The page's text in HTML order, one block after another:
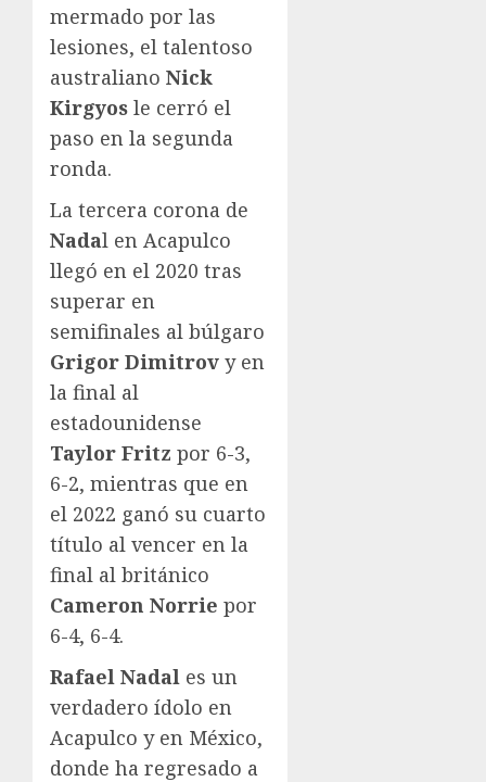
mermado por las
lesiones, el talentoso
australiano Nick
Kirgyos le cerró el
paso en la segunda
ronda.
La tercera corona de
Nadal en Acapulco
llegó en el 2020 tras
superar en
semifinales al búlgaro
Grigor Dimitrov y en
la final al
estadounidense
Taylor Fritz por 6-3,
6-2, mientras que en
el 2022 ganó su cuarto
título al vencer en la
final al británico
Cameron Norrie por
6-4, 6-4.
Rafael Nadal es un
verdadero ídolo en
Acapulco y en México,
donde ha regresado a